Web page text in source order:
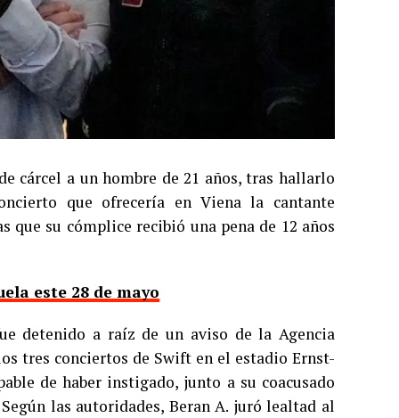
cárcel a un hombre de 21 años, tras hallarlo
que ofrecería en Viena la cantante
que su cómplice recibió una pena de 12 años
este 28 de mayo
detenido a raíz de un aviso de la Agencia
tres conciertos de Swift en el estadio Ernst-
de haber instigado, junto a su coacusado
las autoridades, Beran A. juró lealtad al